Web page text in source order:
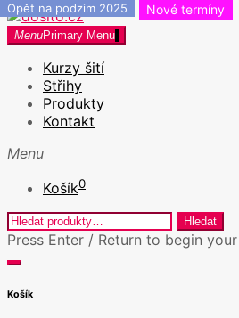
Skip
to
dosito.cz
Kurzy šití v Praze a Kreativní
MenuPrimary Menu
Kurzy šití
Střihy
Produkty
Kontakt
Menu
Košík0
Hledat: Hledat
Press Enter / Return to begin
close
form
search
Košík
Opět na podzim 2025 Nové termíny